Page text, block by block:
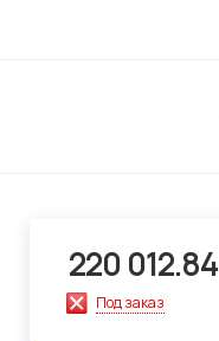
220 012.84
Под заказ